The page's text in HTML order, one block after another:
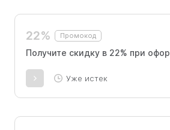
22% Промокод
Получите скидку в 22% при
Уже истек